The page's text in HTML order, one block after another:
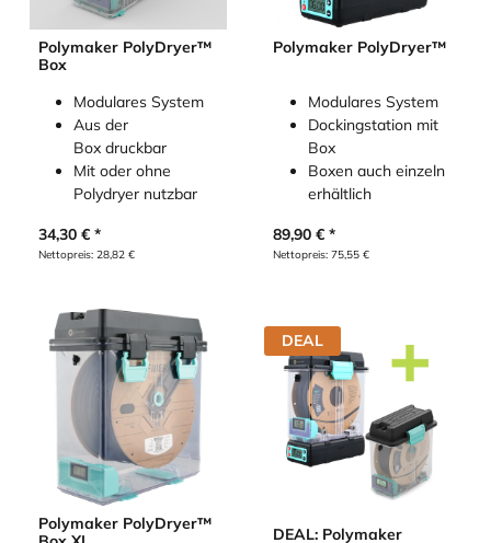
Polymaker PolyDryer™
Box
Modulares System
Aus der
Box druckbar
Mit oder ohne
Polydryer nutzbar
34,30 €
Nettopreis: 28,82 €
Polymaker PolyDryer™
Modulares System
Dockingstation mit
Box
Boxen auch einzeln
erhältlich
89,90€
Nettopreis: 75,55€
Polymaker PolyDryer™
DEAL
DEAL: Polymaker